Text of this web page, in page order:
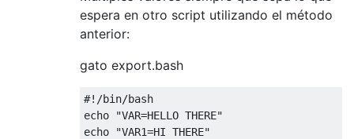
espera en otro script utilizando el método
anterior:
gato export.bash
#!/bin/bash
echo
"VAR=HELLO THERE"
echo
"VAR1=HI THERE"